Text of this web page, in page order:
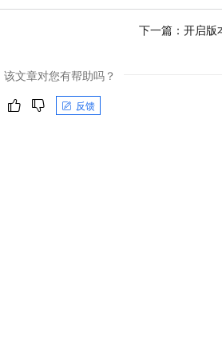
下一篇： 开启版
该文章对您有帮助吗？
反馈